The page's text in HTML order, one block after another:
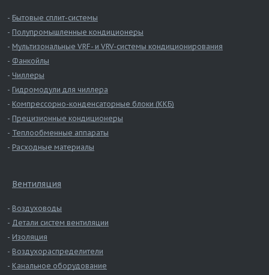
Бытовые сплит-системы
Полупромышленные кондиционеры
Мультизональные VRF- и VRV-системы кондиционирования
Фанкойлы
Чиллеры
Гидромодули для чиллера
Компрессорно-конденсаторные блоки (ККБ)
Прецизионные кондиционеры
Теплообменные аппараты
Расходные материалы
Вентиляция
Воздуховоды
Детали систем вентиляции
Изоляция
Воздухораспределители
Канальное оборудование